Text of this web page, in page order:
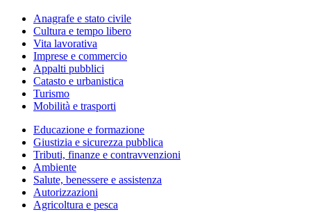
Anagrafe e stato civile
Cultura e tempo libero
Vita lavorativa
Imprese e commercio
Appalti pubblici
Catasto e urbanistica
Turismo
Mobilità e trasporti
Educazione e formazione
Giustizia e sicurezza pubblica
Tributi, finanze e contravvenzioni
Ambiente
Salute, benessere e assistenza
Autorizzazioni
Agricoltura e pesca